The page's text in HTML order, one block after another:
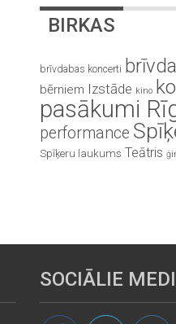
BIRKAS
brīvdabas koncerti
bērniem Izstāde kino
pasākumi
performance
Spīķeru laukums Teātris
SOCIĀLIE